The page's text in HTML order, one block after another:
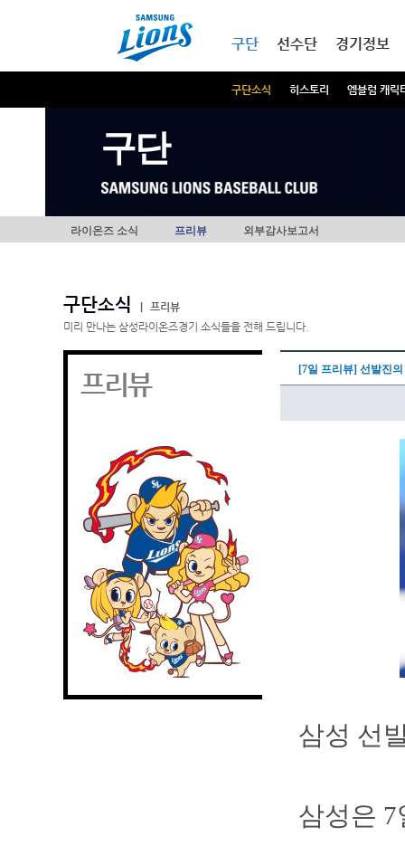
구단
구단소식 히스토리 엠블럼 캐릭
선수단 경기정보
구단
라이온즈 소식 프리뷰 외부감사보고서
구단소식
프리뷰
미리 만나는 삼성라이온즈경기 소식들을 전해 드립니다.
프리뷰 [7일 프리뷰] 선발진
삼성 선
삼성은